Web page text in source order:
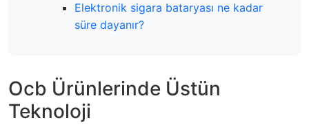
Elektronik sigara bataryası ne kadar
süre dayanır?
Ocb Ürünlerinde Üstün
Teknoloji